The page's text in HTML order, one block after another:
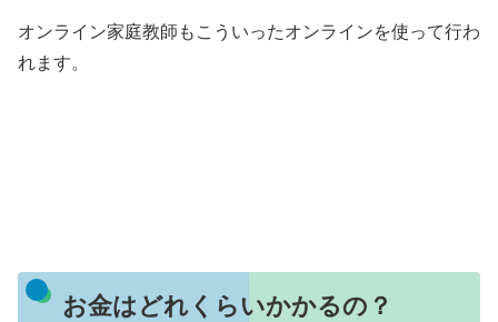
オンライン家庭教師もこういったオンラインを使って行わ
れます。
お金はどれくらいかかるの？